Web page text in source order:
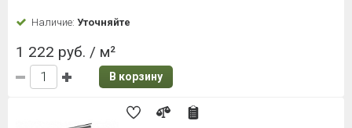
Наличие: Уточняйте
1 222 руб. / м²
В корзину